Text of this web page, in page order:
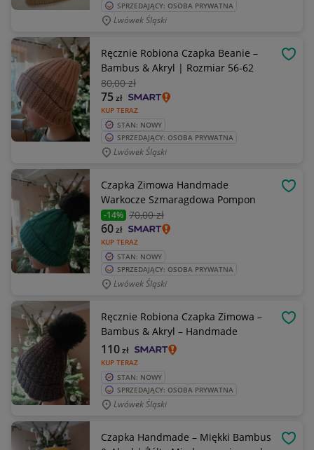
SPRZEDAJĄCY: OSOBA PRYWATNA
Lwówek Śląski
Ręcznie Robiona Czapka Beanie –
Bambus & Akryl | Rozmiar 56-62
80,00 zł
KUP TERAZ
75zł
STAN: NOWY
SPRZEDAJĄCY: OSOBA PRYWATNA
Lwówek Śląski
Czapka Zimowa Handmade
Warkocze Szmaragdowa Pompon
-14% 70,00 zł
KUP TERAZ
60zł
STAN: NOWY
SPRZEDAJĄCY: OSOBA PRYWATNA
Lwówek Śląski
Ręcznie Robiona Czapka Zimowa –
Bambus & Akryl – Handmade
KUP TERAZ
110zł
STAN: NOWY
SPRZEDAJĄCY: OSOBA PRYWATNA
Lwówek Śląski
Czapka Handmade – Miękki Bambus